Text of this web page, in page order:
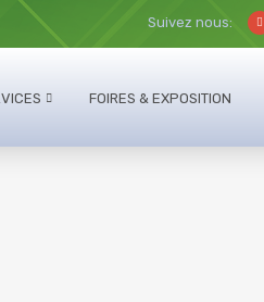
Suivez nous:
FOIRES & EXPOSITION